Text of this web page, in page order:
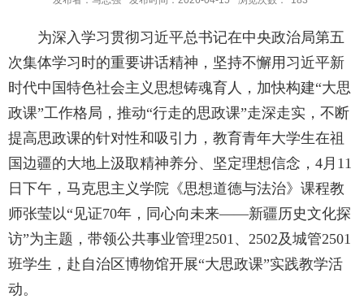
为深入学习贯彻习近平总书记在中央政治局第五
次集体学习时的重要讲话精神，坚持不懈用习近平新
时代中国特色社会主义思想铸魂育人，加快构建“大思
政课”工作格局，推动“行走的思政课”走深走实，不断
提高思政课的针对性和吸引力，教育青年大学生在祖
国边疆的大地上汲取精神养分、坚定理想信念，4月11
日下午，马克思主义学院《思想道德与法治》课程教
师张莹以“见证70年，同心向未来——新疆历史文化探
访”为主题，带领公共事业管理2501、2502及城管2501
班学生，赴自治区博物馆开展“大思政课”实践教学活
动。